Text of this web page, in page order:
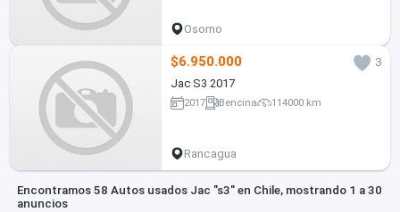
Osorno
$6.950.000
3
Jac S3 2017
2017 Bencina 114000 km
Rancagua
Encontramos 58 Autos usados Jac "s3" en Chile, mostrando 1 a 30
anuncios